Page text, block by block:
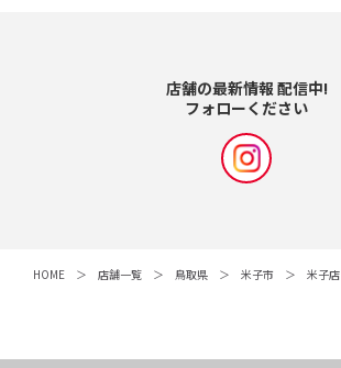
店舗の最新情報 配信中!
フォローください
HOME 店舗一覧 鳥取県 米子市 米子店